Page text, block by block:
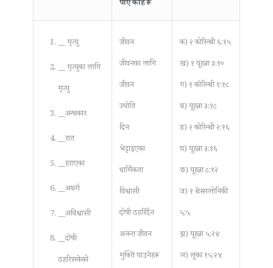
पाएकाहरू
__ मृत्यु
__ मृत्युका लागि
मृत्यु
__अन्धकार
__रात
__हराएका
__अधर्म
__अविश्वासी
__दोषी
ठहरिसकेको
जीवन
जीवनका लागि
जीवन
ज्योति
दिन
भेट्टाइएका
धार्मिकता
विश्वासी
दोषी ठहरिँदैन
अनन्त जीवन
मुक्ति पाउनेहरू
क) २ कोरिन्थी ६:१५
ख) १ यूहन्ना ३:१०
ग) १ कोरिन्थी १:१८
घ) यूहन्ना ३:१८
ङ) २ कोरिन्थी २:१६
च) यूहन्ना ३:१६
छ) यूहन्ना ८:१२
ज) १ थेस्सलोनिकी
५:५
झ) यूहन्ना ५:२४
ञ) लूका १५:२४